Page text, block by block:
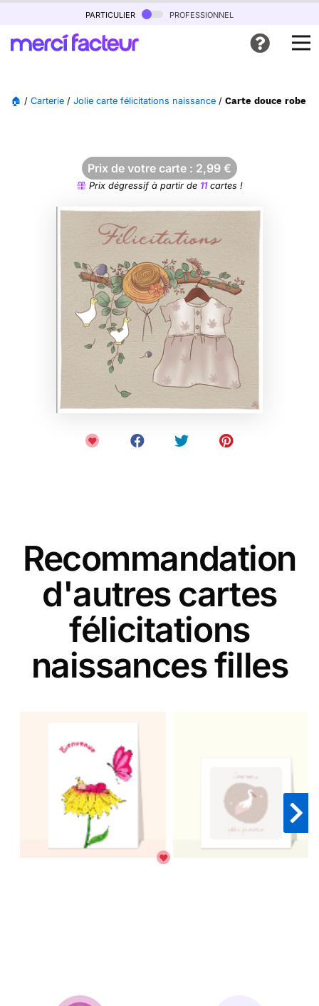
particulier professionnel
🏠 / Carterie / Jolie carte félicitations naissance / Carte douce robe
Prix de votre carte : 2,99 €
Prix dégressif à partir de 11cartes !
Recommandation
d'autres cartes
félicitations
naissances filles